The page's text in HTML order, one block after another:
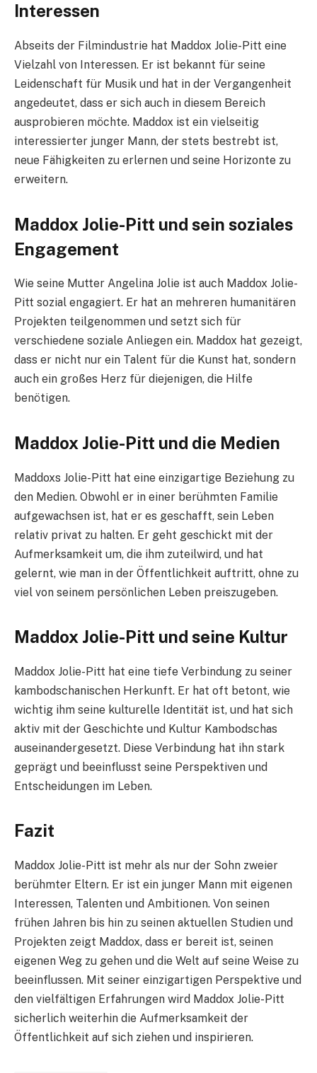
Interessen
Abseits der Filmindustrie hat Maddox Jolie-Pitt eine
Vielzahl von Interessen. Er ist bekannt für seine
Leidenschaft für Musik und hat in der Vergangenheit
angedeutet, dass er sich auch in diesem Bereich
ausprobieren möchte. Maddox ist ein vielseitig
interessierter junger Mann, der stets bestrebt ist,
neue Fähigkeiten zu erlernen und seine Horizonte zu
erweitern.
Maddox Jolie-Pitt und sein soziales
Engagement
Wie seine Mutter Angelina Jolie ist auch Maddox Jolie-
Pitt sozial engagiert. Er hat an mehreren humanitären
Projekten teilgenommen und setzt sich für
verschiedene soziale Anliegen ein. Maddox hat gezeigt,
dass er nicht nur ein Talent für die Kunst hat, sondern
auch ein großes Herz für diejenigen, die Hilfe
benötigen.
Maddox Jolie-Pitt und die Medien
Maddoxs Jolie-Pitt hat eine einzigartige Beziehung zu
den Medien. Obwohl er in einer berühmten Familie
aufgewachsen ist, hat er es geschafft, sein Leben
relativ privat zu halten. Er geht geschickt mit der
Aufmerksamkeit um, die ihm zuteilwird, und hat
gelernt, wie man in der Öffentlichkeit auftritt, ohne zu
viel von seinem persönlichen Leben preiszugeben.
Maddox Jolie-Pitt und seine Kultur
Maddox Jolie-Pitt hat eine tiefe Verbindung zu seiner
kambodschanischen Herkunft. Er hat oft betont, wie
wichtig ihm seine kulturelle Identität ist, und hat sich
aktiv mit der Geschichte und Kultur Kambodschas
auseinandergesetzt. Diese Verbindung hat ihn stark
geprägt und beeinflusst seine Perspektiven und
Entscheidungen im Leben.
Fazit
Maddox Jolie-Pitt ist mehr als nur der Sohn zweier
berühmter Eltern. Er ist ein junger Mann mit eigenen
Interessen, Talenten und Ambitionen. Von seinen
frühen Jahren bis hin zu seinen aktuellen Studien und
Projekten zeigt Maddox, dass er bereit ist, seinen
eigenen Weg zu gehen und die Welt auf seine Weise zu
beeinflussen. Mit seiner einzigartigen Perspektive und
den vielfältigen Erfahrungen wird Maddox Jolie-Pitt
sicherlich weiterhin die Aufmerksamkeit der
Öffentlichkeit auf sich ziehen und inspirieren.